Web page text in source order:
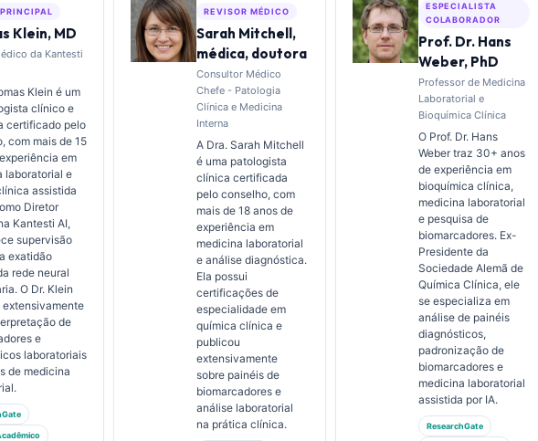
Klein, MD
da Kantesti
Klein é um
clínico e
certificado pelo
com mais de 15
em
laboratorial e
assistida
Diretor
Kantesti AI,
supervisão
exatidão
rede neural
O Dr. Klein
extensivamente
de
e
laboratoriais
de medicina
REVISOR MÉDICO
Sarah Mitchell,
médica, doutora
Consultor Médico
Chefe - Patologia
Clínica e Medicina
Interna
A Dra. Sarah Mitchell
é uma patologista
clínica certificada
pelo conselho, com
mais de 18 anos de
experiência em
medicina laboratorial
e análise diagnóstica.
Ela possui
certificações de
especialidade em
química clínica e
publicou
extensivamente
sobre painéis de
biomarcadores e
análise laboratorial
na prática clínica.
ESPECIALISTA
COLABORADOR
Prof. Dr. Hans
Weber, PhD
Professor de Medicina
Laboratorial e
Bioquímica Clínica
O Prof. Dr. Hans
Weber traz 30+ anos
de experiência em
bioquímica clínica,
medicina laboratorial
e pesquisa de
biomarcadores. Ex-
Presidente da
Sociedade Alemã de
Química Clínica, ele
se especializa em
análise de painéis
diagnósticos,
padronização de
biomarcadores e
medicina laboratorial
assistida por IA.
ResearchGate